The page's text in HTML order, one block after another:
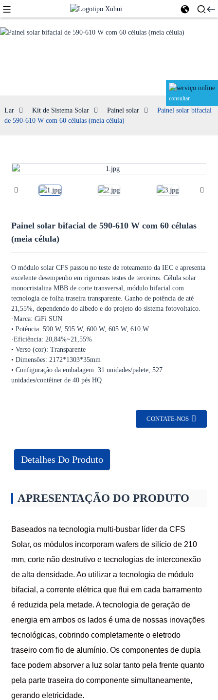
consultar
Lar Kit de Sistema Solar Painel solar
Painel solar bifacial
de 590-610 W com 60 células (meia célula)
Painel solar bifacial de 590-610 W com 60 células
(meia célula)
O módulo solar CFS passou no teste de roteamento da IEC e apresenta
excelente desempenho em rigorosos testes de terceiros. Célula solar
monocristalina MBB de corte transversal, módulo bifacial com
tecnologia de folha traseira transparente. Ganho de potência de até
21,55%, dependendo do albedo e do projeto do sistema fotovoltaico.
·Marca: CiFi SUN
• Potência: 590 W, 595 W, 600 W, 605 W, 610 W
·Eficiência: 20,84%~21,55%
• Verso (cor): Transparente
• Dimensões: 2172*1303*35mm
• Configuração da embalagem: 31 unidades/palete, 527
unidades/contêiner de 40 pés HQ
CONTATE-NOS
Detalhes Do Produto
APRESENTAÇÃO DO PRODUTO
Baseados na tecnologia multi-busbar líder da CFS
Solar, os módulos incorporam wafers de silício de 210
mm, corte não destrutivo e tecnologias de interconexão
de alta densidade. Ao utilizar a tecnologia de módulo
bifacial, a corrente elétrica que flui em cada barramento
é reduzida pela metade. A tecnologia de geração de
energia em ambos os lados é uma de nossas inovações
tecnológicas, cobrindo completamente o eletrodo
traseiro com fio de alumínio. Os componentes de dupla
face podem absorver a luz solar tanto pela frente quanto
pela parte traseira do componente simultaneamente,
gerando eletricidade.